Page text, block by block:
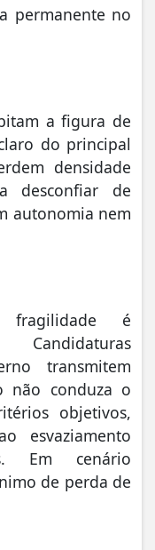
permanente no
a figura de
do principal
densidade
desconfiar de
autonomia nem
fragilidade é
Candidaturas
transmitem
não conduza o
objetivos,
esvaziamento
Em cenário
de perda de